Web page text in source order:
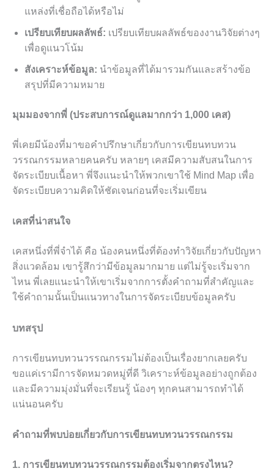
แหล่งที่เชื่อถือได้หรือไม่
เปรียบเทียบผลลัพธ์: เปรียบเทียบผลลัพธ์ของงานวิจัยต่างๆ
เพื่อดูแนวโน้ม
สังเคราะห์ข้อมูล: นำข้อมูลที่ได้มารวมกันและสร้างข้อ
สรุปที่มีความหมาย
มุมมองจากพี่ (ประสบการณ์ดูแลมากกว่า 1,000 เคส)
พี่เคยมีน้องที่มาขอคำปรึกษาเกี่ยวกับการเขียนทบทวน
วรรณกรรมหลายคนครับ หลายๆ เคสมีความสับสนในการ
จัดระเบียบเนื้อหา พี่จึงแนะนำให้พวกเขาใช้ Mind Map เพื่อ
จัดระเบียบความคิดให้ชัดเจนก่อนที่จะเริ่มเขียน
เคสที่น่าสนใจ
เคสหนึ่งที่พี่จำได้ คือ น้องคนหนึ่งที่ต้องทำวิจัยเกี่ยวกับปัญหา
สิ่งแวดล้อม เขารู้สึกว่ามีข้อมูลมากมาย แต่ไม่รู้จะเริ่มจาก
ไหน พี่เลยแนะนำให้เขาเริ่มจากการตั้งคำถามที่สำคัญและ
ใช้คำถามนั้นเป็นแนวทางในการจัดระเบียบข้อมูลครับ
บทสรุป
การเขียนทบทวนวรรณกรรมไม่ต้องเป็นเรื่องยากเลยครับ
ขอแค่เรามีการจัดหมวดหมู่ที่ดี วิเคราะห์ข้อมูลอย่างถูกต้อง
และมีความมุ่งมั่นที่จะเรียนรู้ น้องๆ ทุกคนสามารถทำได้
แน่นอนครับ
คำถามที่พบบ่อยเกี่ยวกับการเขียนทบทวนวรรณกรรม
1. การเขียนทบทวนวรรณกรรมต้องเริ่มจากตรงไหน?